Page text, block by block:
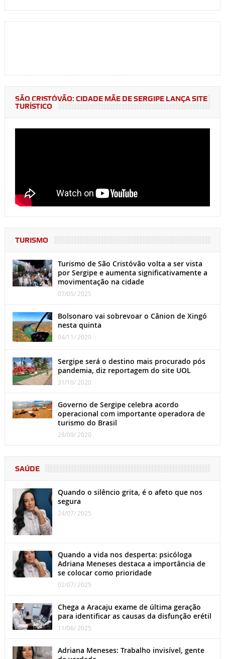
SÃO CRISTÓVÃO: CIDADE MÃE DE SERGIPE LANÇA SITE
TURÍSTICO
TURISMO
Turismo de São Cristóvão volta a ser vista
por Sergipe e aumenta significativamente a
movimentação na cidade
07/05/ 2025
Bolsonaro vai sobrevoar o Cânion de Xingó
nesta quinta
04/11/ 2020
Sergipe será o destino mais procurado pós
pandemia, diz reportagem do site UOL
31/10/ 2020
Governo de Sergipe celebra acordo
operacional com importante operadora de
turismo do Brasil
28/09/ 2020
SAÚDE
Quando o silêncio grita, é o afeto que nos
segura
24/07/ 2025
Quando a vida nos desperta: psicóloga
Adriana Meneses destaca a importância de
se colocar como prioridade
02/07/ 2025
Chega a Aracaju exame de última geração
para identificar as causas da disfunção erétil
11/06/ 2025
Adriana Meneses: Trabalho invisível, gente